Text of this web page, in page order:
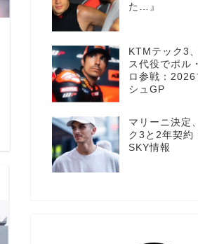
た…』
KTMテック3
ス代役でポル
ロ参戦：2026
シュGP
マリーニ決定
ク3と2年契約
SKY情報